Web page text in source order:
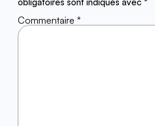
Commentaire *